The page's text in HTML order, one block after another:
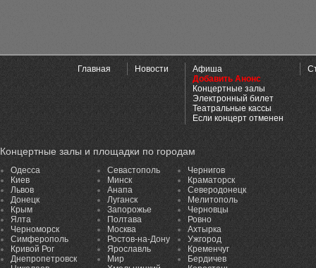
Главная Новости
Афиша
Добавить Анонс
Концертные залы
Электронный билет
Театральные кассы
Если концерт отменен
Концертные залы и площадки по городам
Одесса
Киев
Львов
Донецк
Крым
Ялта
Черноморск
Симферополь
Кривой Рог
Днепропетровск
Севастополь
Минск
Анапа
Луганск
Запорожье
Полтава
Москва
Ростов-на-Дону
Ярославль
Мир
Чернигов
Краматорск
Северодонецк
Мелитополь
Черновцы
Ровно
Ахтырка
Ужгород
Кременчуг
Бердичев